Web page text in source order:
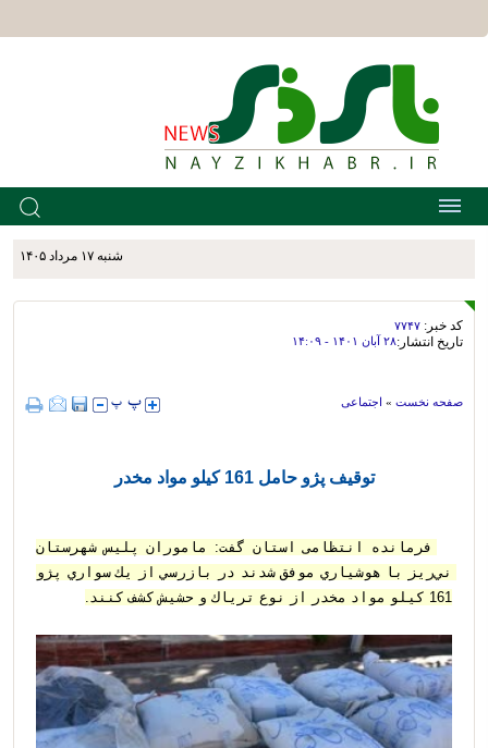
شنبه ۱۷ مرداد ۱۴۰۵
کد خبر: ۷۷۴۷
تاریخ انتشار:۲۸ آبان ۱۴۰۱ - ۱۴:۰۹
صفحه نخست » اجتماعی
توقيف پژو حامل 161 كيلو مواد مخدر
161 كيلو مواد مخدر از نوع ترياك و حشيش كشف كنند.